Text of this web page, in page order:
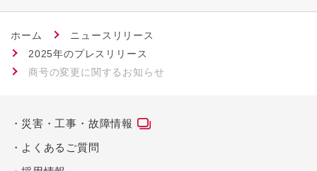
ホーム
ニュースリリース
2025年のプレスリリース
商号の変更に関するお知らせ
災害・工事・故障情報
よくあるご質問